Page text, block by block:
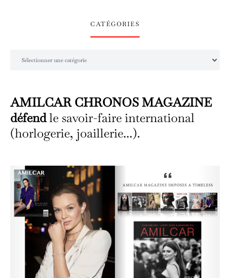
CATÉGORIES
AMILCAR CHRONOS MAGAZINE
défendle savoir-faire international
(horlogerie, joaillerie...).